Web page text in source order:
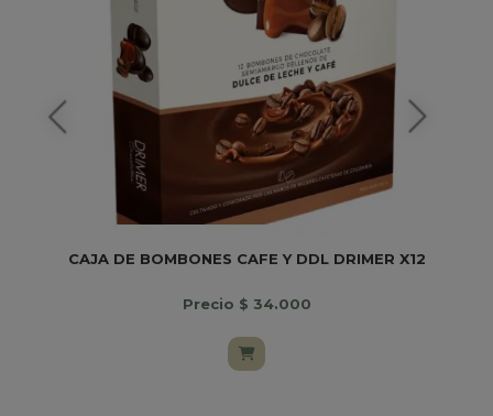
CAJA DE BOMBONES CAFE Y DDL DRIMER X12
Precio $ 34.000